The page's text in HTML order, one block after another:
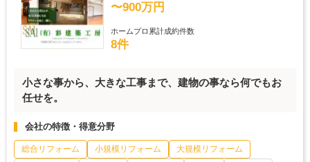
〜900万円
ホームプロ累計成約件数
8件
小さな事から、大きな工事まで、建物の事なら何でもお
任せを。
会社の特徴・得意分野
総合リフォーム 小規模リフォーム
大規模リフォーム